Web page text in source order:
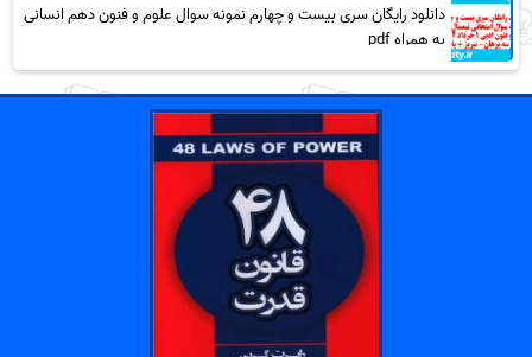
دانلود رایگان سری بیست و چهارم نمونه سوال علوم و فنون دهم انسانی
به همراه pdf